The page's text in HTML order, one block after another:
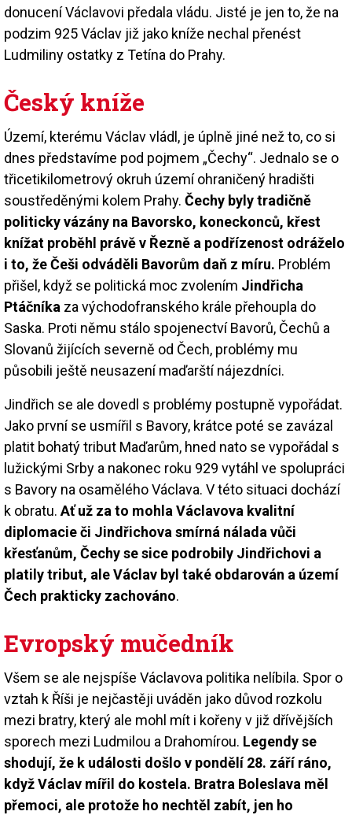
donucení Václavovi předala vládu. Jisté je jen to, že na
podzim 925 Václav již jako kníže nechal přenést
Ludmiliny ostatky z Tetína do Prahy.
Český kníže
Území, kterému Václav vládl, je úplně jiné než to, co si
dnes představíme pod pojmem „Čechy“. Jednalo se o
třicetikilometrový okruh území ohraničený hradišti
soustředěnými kolem Prahy. Čechy byly tradičně
politicky vázány na Bavorsko, koneckonců, křest
knížat proběhl právě v Řezně a podřízenost odráželo
i to, že Češi odváděli Bavorům daň z míru. Problém
přišel, když se politická moc zvolením Jindřicha
Ptáčníka za východofranského krále přehoupla do
Saska. Proti němu stálo spojenectví Bavorů, Čechů a
Slovanů žijících severně od Čech, problémy mu
působili ještě neusazení maďarští nájezdníci.
Jindřich se ale dovedl s problémy postupně vypořádat.
Jako první se usmířil s Bavory, krátce poté se zavázal
platit bohatý tribut Maďarům, hned nato se vypořádal s
lužickými Srby a nakonec roku 929 vytáhl ve spolupráci
s Bavory na osamělého Václava. V této situaci dochází
k obratu. Ať už za to mohla Václavova kvalitní
diplomacie či Jindřichova smírná nálada vůči
křesťanům, Čechy se sice podrobily Jindřichovi a
platily tribut, ale Václav byl také obdarován a území
Čech prakticky zachováno.
Evropský mučedník
Všem se ale nejspíše Václavova politika nelíbila. Spor o
vztah k Říši je nejčastěji uváděn jako důvod rozkolu
mezi bratry, který ale mohl mít i kořeny v již dřívějších
sporech mezi Ludmilou a Drahomírou. Legendy se
shodují, že k události došlo v pondělí 28. září ráno,
když Václav mířil do kostela. Bratra Boleslava měl
přemoci, ale protože ho nechtěl zabít, jen ho